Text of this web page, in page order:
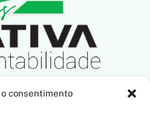
consentimento